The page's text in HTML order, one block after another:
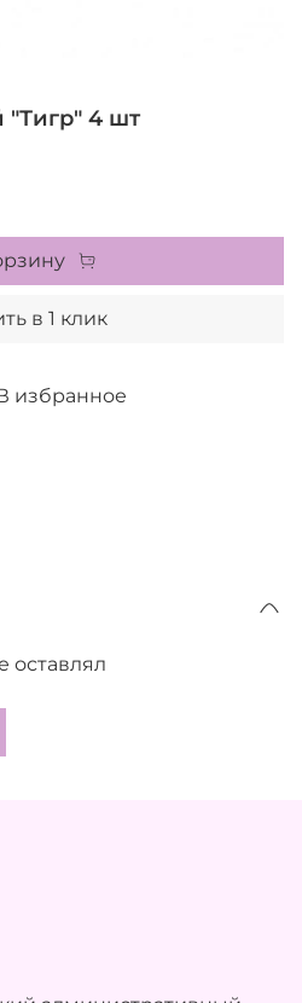
"Тигр" 4 шт
избранное
в 1 клик
оставлял